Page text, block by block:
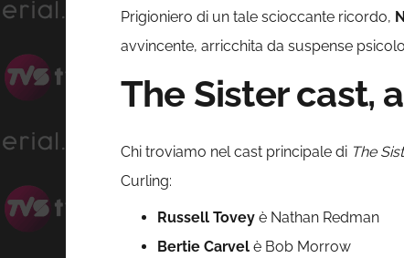
Prigioniero di un tale scioccante ricordo,
avvincente, arricchita da suspense
The Sister cast,
Chi troviamo nel cast principale di The
Curling:
Russell Tovey è Nathan Redman
Bertie Carvel è Bob Morrow